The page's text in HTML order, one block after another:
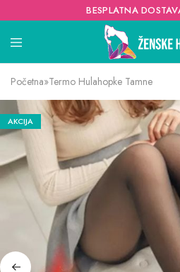
BESPLATNA
Početna»Termo Hulahopke Tamne
AKCIJA